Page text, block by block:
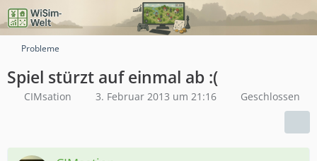
Probleme
Spiel stürzt auf einmal ab :(
CIMsation 3. Februar 2013 um 21:16 Geschlossen